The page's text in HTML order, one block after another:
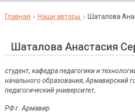
Главная Наши авторы Шаталова
Шаталова Анастасия
студент, кафедра педагогики и
начального образования, Армавирский
педагогический университет,
РФ г. Армавир